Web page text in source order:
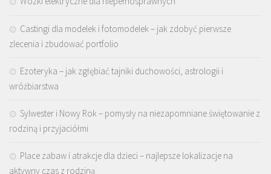
Castingi dla modelek i fotomodelek – jak zdobyć pierwsze
zlecenia i zbudować portfolio
Ezoteryka – jak zgłębiać tajniki duchowości, astrologii i
wróżbiarstwa
Sylwester i Nowy Rok – pomysły na niezapomniane świętowanie z
rodziną i przyjaciółmi
Place zabaw i atrakcje dla dzieci – najlepsze lokalizacje na
aktywny czas z rodziną